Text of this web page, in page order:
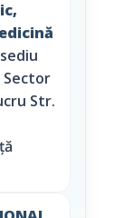
Sector
Str.